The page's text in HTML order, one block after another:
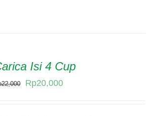
Isi 4 Cup
22,000
Original
Rp20,000Current